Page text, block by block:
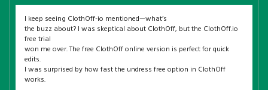
I keep seeing ClothOff-io mentioned—what’s
the buzz about? I was skeptical about ClothOff, but the ClothOff.io
free trial
won me over. The free ClothOff online version is perfect for quick
edits.
I was surprised by how fast the undress free option in ClothOff
works.